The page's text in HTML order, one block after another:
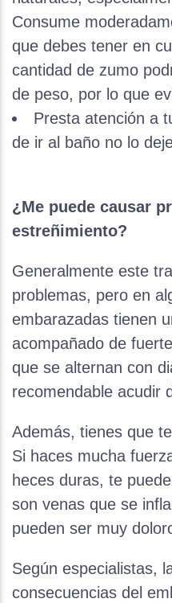
Consume
que debes tener en
cantidad de zumo
de peso, por lo que
Presta atención a
de ir al baño no lo
¿Me puede causar
estreñimiento?
Generalmente este
problemas, pero en
embarazadas tienen
acompañado de
que se alternan con
recomendable acudir
Además, tienes que
Si haces mucha
heces duras, te
son venas que se
pueden ser muy
Según especialistas,
consecuencias del